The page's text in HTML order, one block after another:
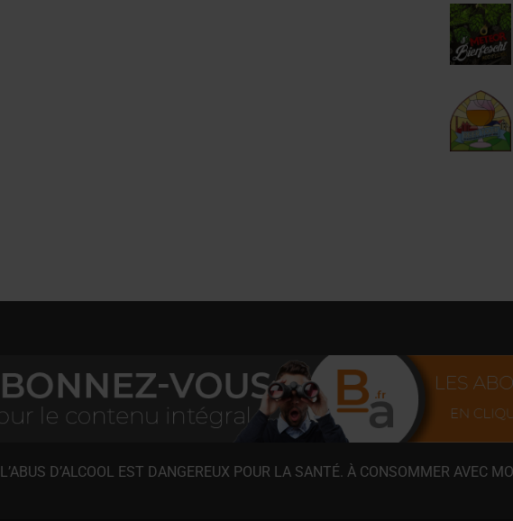
L’ABUS D’ALCOOL EST DANGEREUX POUR LA SANTÉ. À CONSOMMER AVEC